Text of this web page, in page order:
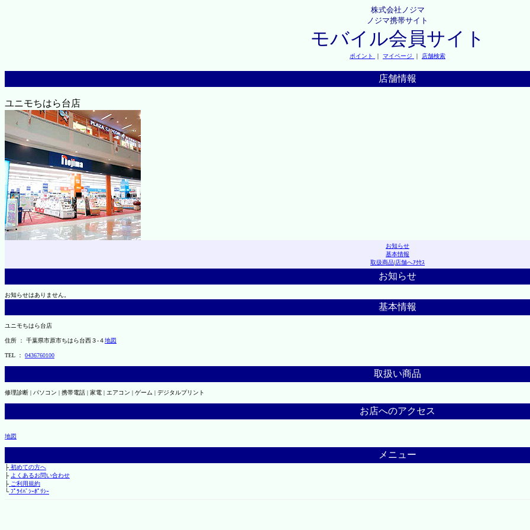
株式会社ノジマ
ノジマ携帯サイト
モバイル会員サイト
ポイント ｜ マイページ ｜ 店舗検索
店舗情報
ユニモちはら台店
お知らせ
基本情報
取扱商品|店舗へｱｸｾｽ
お知らせ
お知らせはありません。
基本情報
ユニモちはら台店
住所 ： 千葉県市原市ちはら台西３-４地図
TEL ： 0436760100
取扱い商品
修理診断 | パソコン | 携帯電話 | 家電 | エアコン | ゲーム | デジタルプリント
お店へのアクセス
地図
メニュー
├初めての方へ
├ よくあるお問い合わせ
├ご利用規約
└ﾌﾟﾗｲﾊﾞｼｰﾎﾟﾘｼｰ